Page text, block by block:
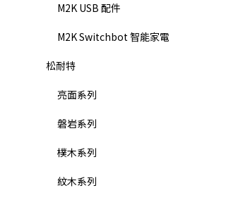
M2K USB 配件
M2K Switchbot 智能家電
松耐特
亮面系列
磐岩系列
樸木系列
紋木系列